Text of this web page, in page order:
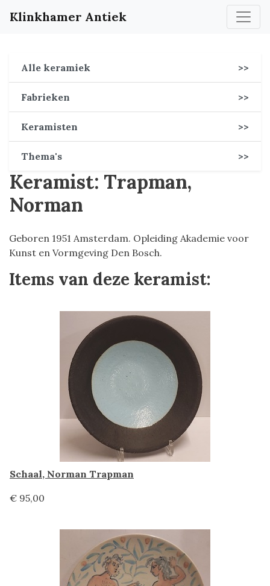
Klinkhamer Antiek
Alle keramiek >>
Fabrieken >>
Keramisten >>
Thema's >>
Keramist: Trapman,
Norman
Geboren 1951 Amsterdam. Opleiding Akademie voor
Kunst en Vormgeving Den Bosch.
Items van deze keramist:
Schaal, Norman Trapman
€ 95,00